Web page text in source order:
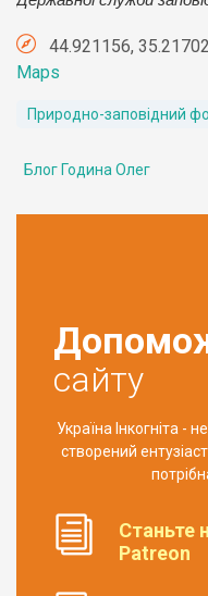
44.921156,
Maps
Природно-заповідний
Блог Година Олег
сайту
Україна Інкогніта -
створений
Станьте
Patreon